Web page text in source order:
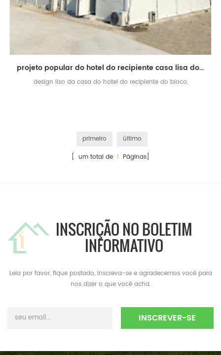
projeto popular do hotel do recipiente casa lisa do recipiente do bloco liso
design liso da casa do hotel do recipiente do bloco,
primeiro
último
[ um total de 1 Páginas]
INSCRIÇÃO NO BOLETIM
INFORMATIVO
Leia por favor, fique postado, inscreva-se e agradecemos você para
nos dizer o que você acha.